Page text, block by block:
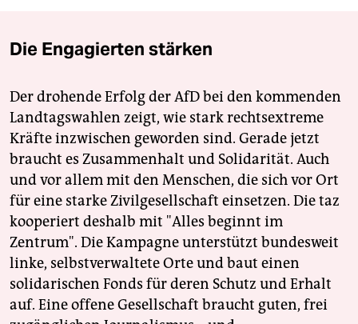
Die Engagierten stärken
Der drohende Erfolg der AfD bei den kommenden
Landtagswahlen zeigt, wie stark rechtsextreme
Kräfte inzwischen geworden sind. Gerade jetzt
braucht es Zusammenhalt und Solidarität. Auch
und vor allem mit den Menschen, die sich vor Ort
für eine starke Zivilgesellschaft einsetzen. Die taz
kooperiert deshalb mit "Alles beginnt im
Zentrum". Die Kampagne unterstützt bundesweit
linke, selbstverwaltete Orte und baut einen
solidarischen Fonds für deren Schutz und Erhalt
auf. Eine offene Gesellschaft braucht guten, frei